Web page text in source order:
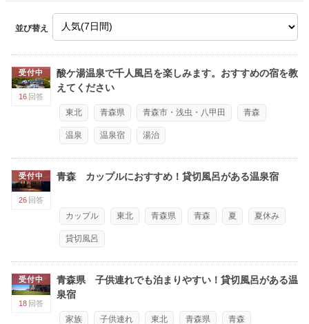
並び替え
受付中
16 回答
酸ケ湯温泉で千人風呂を楽しみます。おすすめの宿を教
えてください
東北 青森県 青森市・浅虫・八甲田 青森
温泉 温泉宿 湯治
受付中
26 回答
青森 カップルにおすすめ！貸切風呂がある温泉宿
カップル 東北 青森県 青森 夏 夏休み
貸切風呂
受付中
18 回答
青森県 子供連れでも泊まりやすい！貸切風呂がある温
泉宿
家族 子供連れ 東北 青森県 青森